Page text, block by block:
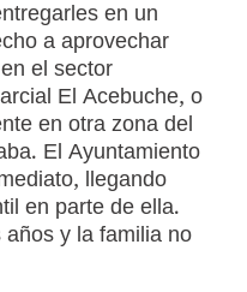
en un
a aprovechar
el sector
El Acebuche, o
en otra zona del
El Ayuntamiento
llegando
en parte de ella.
y la familia no